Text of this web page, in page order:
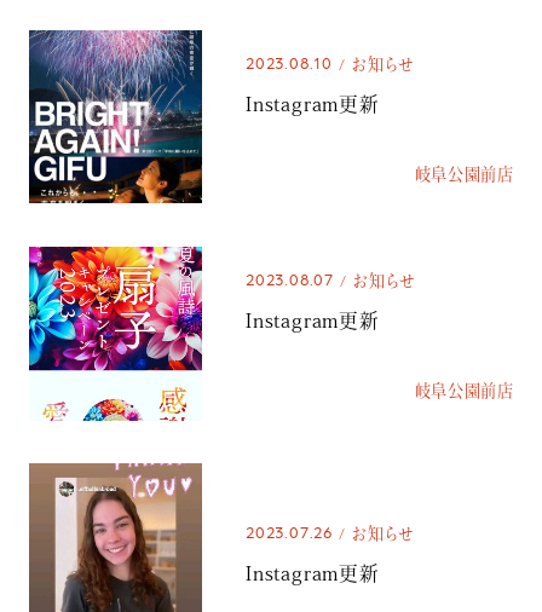
2023.08.10 お知らせ
Instagram更新
岐阜公園前店
2023.08.07 お知らせ
Instagram更新
岐阜公園前店
2023.07.26 お知らせ
Instagram更新